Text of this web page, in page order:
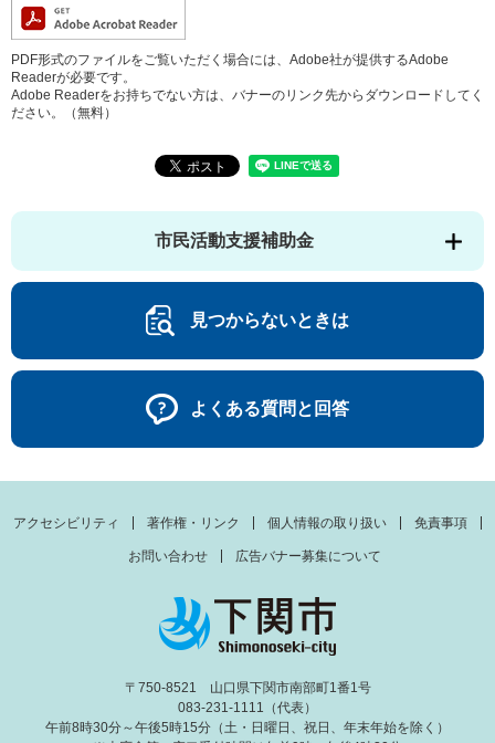
PDF形式のファイルをご覧いただく場合には、Adobe社が提供するAdobe
Readerが必要です。
Adobe Readerをお持ちでない方は、バナーのリンク先からダウンロードしてく
ださい。（無料）
市民活動支援補助金
見つからないときは
よくある質問と回答
アクセシビリティ 著作権・リンク 個人情報の取り扱い 免責事項
お問い合わせ 広告バナー募集について
〒750-8521 山口県下関市南部町1番1号
083-231-1111（代表）
午前8時30分～午後5時15分（土・日曜日、祝日、年末年始を除く）